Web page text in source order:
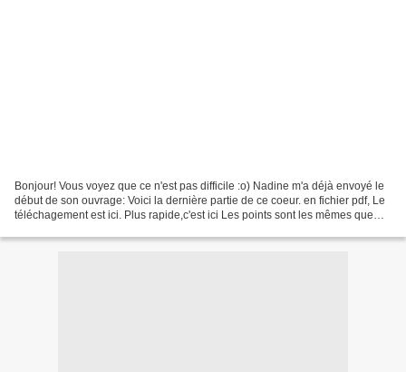
Bonjour! Vous voyez que ce n'est pas difficile :o) Nadine m'a déjà envoyé le
début de son ouvrage: Voici la dernière partie de ce coeur. en fichier pdf, Le
téléchagement est ici. Plus rapide,c'est ici Les points sont les mêmes que